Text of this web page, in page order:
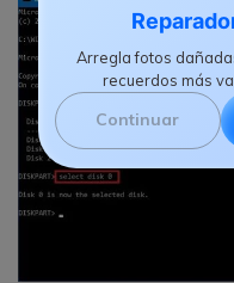
Arregla fotos
recuerdos más
Continuar